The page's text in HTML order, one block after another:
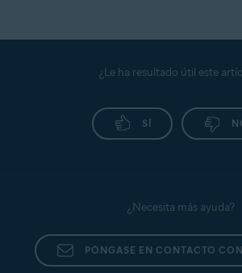
¿Le ha resultado útil este
SÍ
¿Necesita más ayuda?
PÓNGASE EN CONTACTO